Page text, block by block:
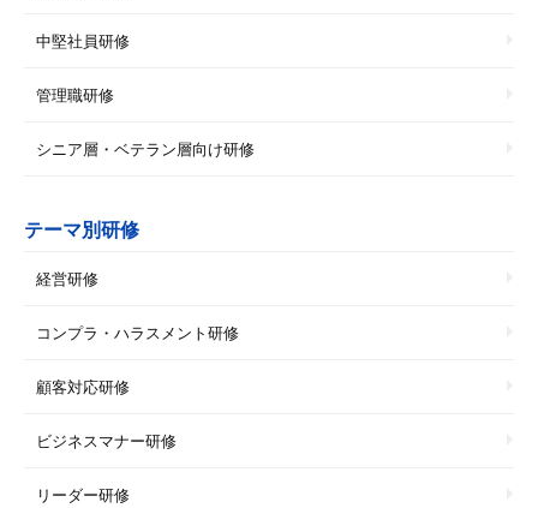
中堅社員研修
管理職研修
シニア層・ベテラン層向け研修
テーマ別研修
経営研修
コンプラ・ハラスメント研修
顧客対応研修
ビジネスマナー研修
リーダー研修